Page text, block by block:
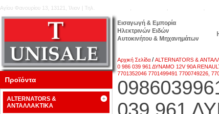
Εισαγωγή & Εμπορία
Ηλεκτρινών Ειδών
Αυτοκινήτου & Μηχανημάτων
Αγίου Φανουρίου 13, 13121, Ίλιον | Τηλ.
Αρχική Σελίδα /ALTERNATORS &
0 986 039 961 ΔΥΝΑΜΟ 12V 90A
7701352046 7701499491 7700749226,
039 961
Προϊόντα
ALTERNATORS &
ΑΝΤΑΛΛΑΚΤΙΚΑ